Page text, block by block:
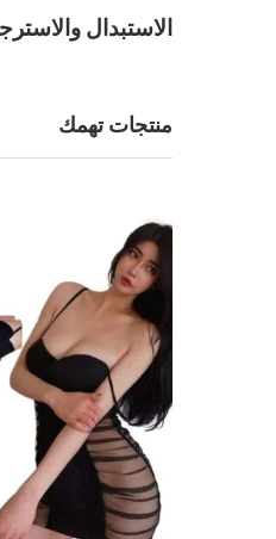
الاستبدال
منتجات تهمك